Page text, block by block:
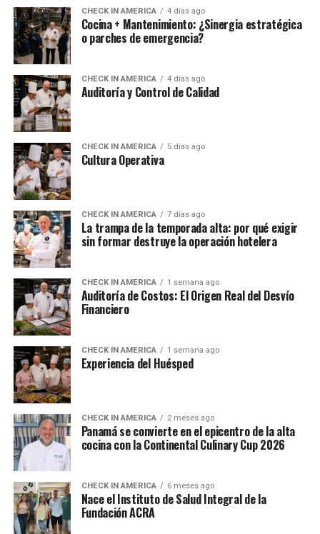
CHECK IN AMERICA 4 días ago
Cocina + Mantenimiento: ¿Sinergia estratégica
o parches de emergencia?
CHECK IN AMERICA 4 días ago
Auditoría y Control de Calidad
CHECK IN AMERICA 5 días ago
Cultura Operativa
CHECK IN AMERICA 7 días ago
La trampa de la temporada alta: por qué exigir
sin formar destruye la operación hotelera
CHECK IN AMERICA 1 semana ago
Auditoría de Costos: El Origen Real del Desvío
Financiero
CHECK IN AMERICA 1 semana ago
Experiencia del Huésped
CHECK IN AMERICA 2 meses ago
Panamá se convierte en el epicentro de la alta
cocina con la Continental Culinary Cup 2026
CHECK IN AMERICA 6 meses ago
Nace el Instituto de Salud Integral de la
Fundación ACRA